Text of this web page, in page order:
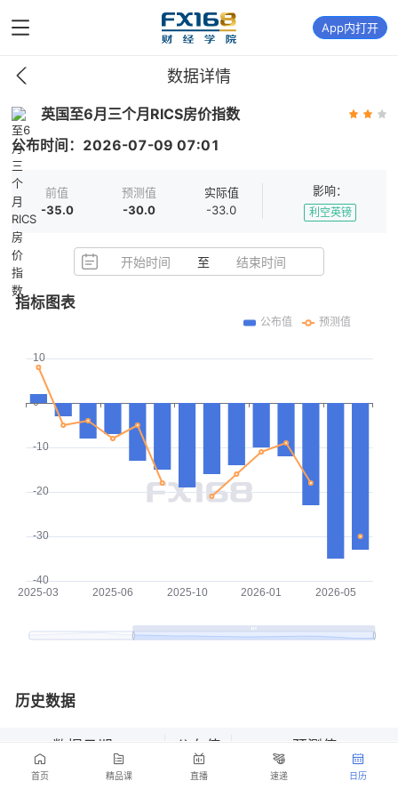
App内打开
数据详情
英国至6月三个月RICS房价指数
公布时间： 2026-07-09 07:01
前值
-35.0
预测值
-30.0
实际值
-33.0
影响：
利空英镑
开始时间 至 结束时间
指标图表
历史数据
数据日期 公布值 预测值
2026-06 -33.0
首页 精品课 直播 速递 日历